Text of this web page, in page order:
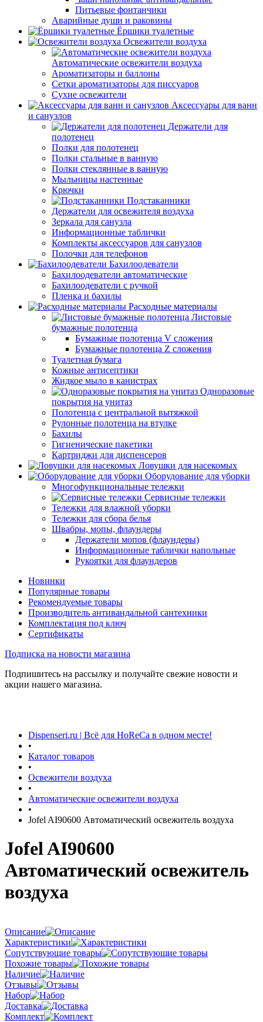
Питьевые фонтанчики
Аварийные души и раковины
Ёршики туалетные
Освежители воздуха
Автоматические освежители воздуха
Ароматизаторы и баллоны
Сетки ароматизаторы для писсуаров
Сухие освежители
Аксессуары для ванн
и санузлов
Держатели для
полотенец
Полки для полотенец
Полки стальные в ванную
Полки стеклянные в ванную
Мыльницы настенные
Крючки
Подстаканники
Держатели для освежителя воздуха
Зеркала для санузла
Информационные таблички
Комплекты аксессуаров для санузлов
Полочки для телефонов
Бахилоодеватели
Бахилоодеватели автоматические
Бахилоодеватели с ручкой
Пленка и бахилы
Расходные материалы
Листовые
бумажные полотенца
Бумажные полотенца V сложения
Бумажные полотенца Z сложения
Туалетная бумага
Кожные антисептики
Жидкое мыло в канистрах
Одноразовые
покрытия на унитаз
Полотенца с центральной вытяжкой
Рулонные полотенца на втулке
Бахилы
Гигиенические пакетики
Картриджи для диспенсеров
Ловушки для насекомых
Оборудование для уборки
Многофункциональные тележки
Сервисные тележки
Тележки для влажной уборки
Тележки для сбора белья
Швабры, мопы, флаундеры
Держатели мопов (флаундеры)
Информационные таблички напольные
Рукоятки для флаундеров
Новинки
Популярные товары
Рекомендуемые товары
Производитель антивандальной сантехники
Комплектация под ключ
Сертификаты
Подписка на новости магазина
Подпишитесь на рассылку и получайте свежие новости и
акции нашего магазина.
Dispenseri.ru | Всё для HoReCa в одном месте!
•
Каталог товаров
•
Освежители воздуха
•
Автоматические освежители воздуха
•
Jofel AI90600 Автоматический освежитель воздуха
Jofel AI90600
Автоматический освежитель
воздуха
Описание
Характеристики
Сопутствующие товары
Похожие товары
Наличие
Отзывы
Набор
Доставка
Комплект